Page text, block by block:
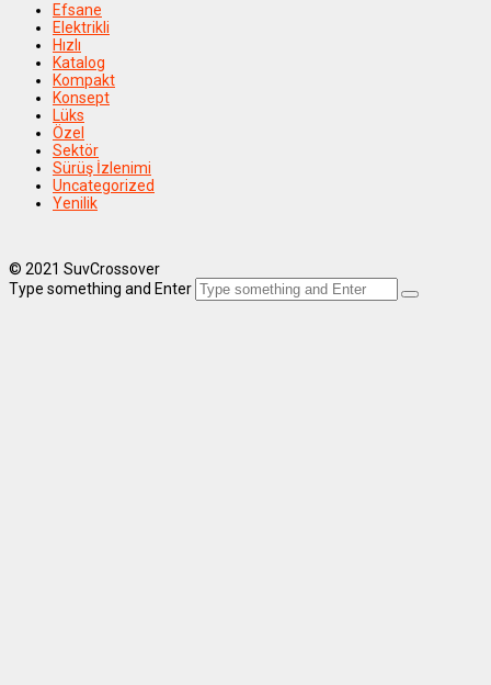
Efsane
Elektrikli
Hızlı
Katalog
Kompakt
Konsept
Lüks
Özel
Sektör
Sürüş İzlenimi
Uncategorized
Yenilik
© 2021 SuvCrossover
Type something and Enter